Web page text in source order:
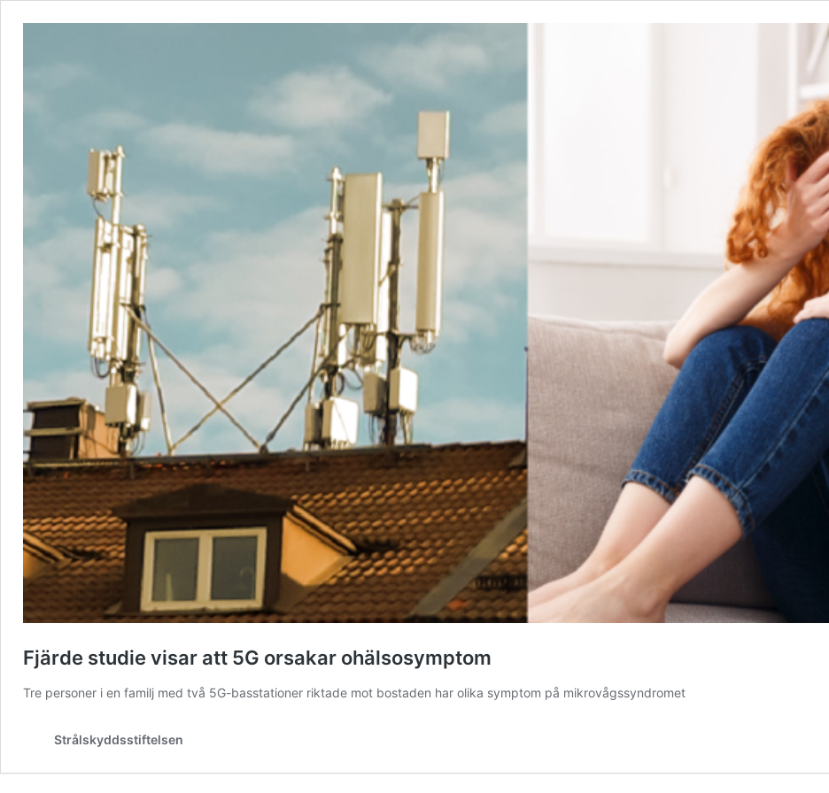
Fjärde studie visar att 5G orsakar ohälsosymptom
Tre personer i en familj med två 5G-basstationer riktade mot bostaden har olika symptom på mikrovågssyndromet
Strålskyddsstiftelsen